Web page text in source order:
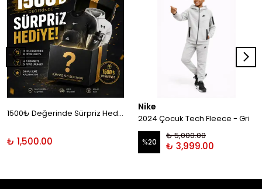
1500₺ Değerinde Sürpriz Hediye!
₺ 1,500.00
Nike
2024 Çocuk Tech Fleece - Gri
%20
₺ 5,000.00
₺ 3,999.00